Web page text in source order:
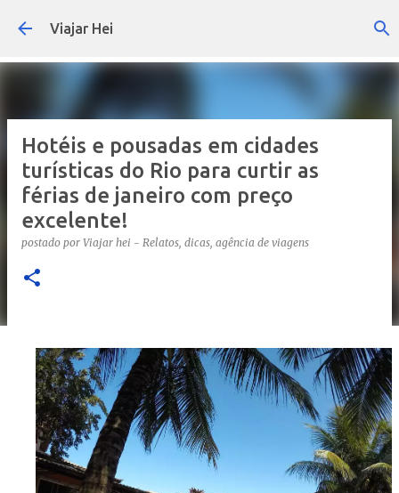
Pular para o conteúdo principal
Viajar Hei
Hotéis e pousadas em cidades
turísticas do Rio para curtir as
férias de janeiro com preço
excelente!
postado por Viajar hei - Relatos, dicas, agência de viagens